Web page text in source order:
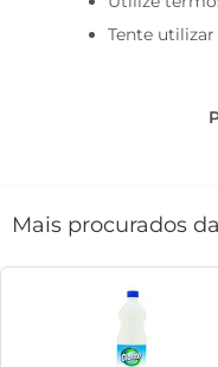
Tente
Mais procurados